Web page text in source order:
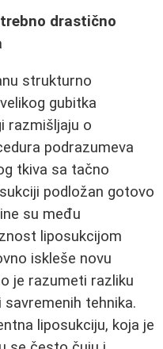
drastično
strukturno
gubitka
razmišljaju o
podrazumeva
tkiva sa tačno
podložan gotovo
su među
liposukcijom
iskleše novu
je razumeti razliku
tehnika.
liposukciju, koja je